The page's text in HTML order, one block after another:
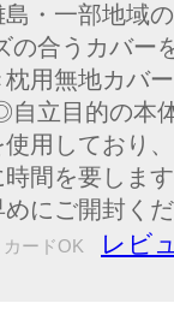
島・一部地域
の合うカバ
用無地カバ
立目的の本
用しており
間を要しま
にご開封く
ードOK
レビ